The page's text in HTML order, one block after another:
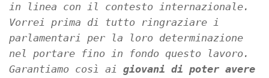
in linea con il contesto internazionale.
Vorrei prima di tutto ringraziare i
parlamentari per la loro determinazione
nel portare fino in fondo questo lavoro.
Garantiamo così ai giovani di poter avere